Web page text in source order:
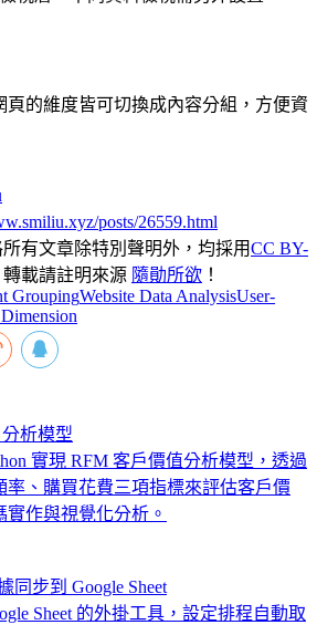
頁的維度皆可切換成內容分組，方便資
posts/26559.html
有文章除特別聲明外，均採用CC BY-
載請註明來源 隨勛所欲 ！
GroupingWebsite Data AnalysisUser-
析模型
實現 RFM 客戶價值分析模型，透過
率、購買花費三項指標來評估客戶價
作與視覺化分析。
同步到 Google Sheet
Sheet 的外掛工具，設定排程自動取